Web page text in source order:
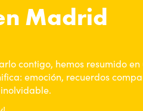
Madrid
contigo, hemos resumido
emoción, recuerdos